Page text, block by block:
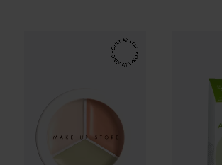
Make Up Store